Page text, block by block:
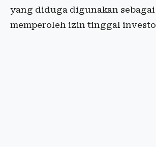
yang diduga digunakan
memperoleh izin tinggal